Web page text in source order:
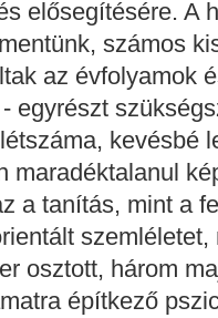
elősegítésére. A
számos
az évfolyamok
egyrészt
kevésbé
maradéktalanul
a tanítás, mint a
osztott, három
építkező